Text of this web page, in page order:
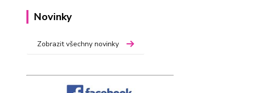
Novinky
Zobrazit všechny novinky